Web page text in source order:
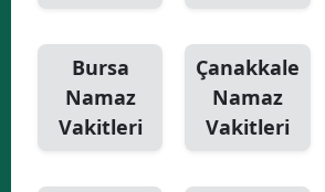
Bursa
Namaz
Vakitleri
Çanakkale
Namaz
Vakitleri